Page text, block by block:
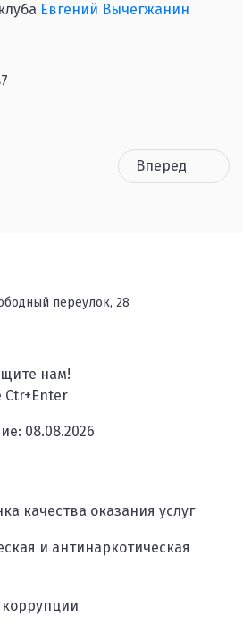
Евгений Вычегжанин
Вперед
переулок, 28
нам!
08.08.2026
качества оказания услуг
и антинаркотическая